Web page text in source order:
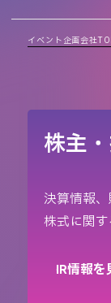
イベント企画会社
株主
決算情報
株式に関す
IR情報を